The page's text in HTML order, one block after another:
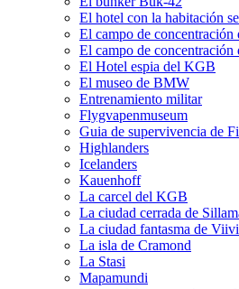
El hotel con la habitación
El campo de
El campo de concentración
El Hotel espia del KGB
El museo de BMW
Entrenamiento militar
Flygvapenmuseum
Guia de supervivencia de
Highlanders
Icelanders
Kauenhoff
La carcel del KGB
La ciudad cerrada de
La ciudad fantasma de
La isla de Cramond
La Stasi
Mapamundi